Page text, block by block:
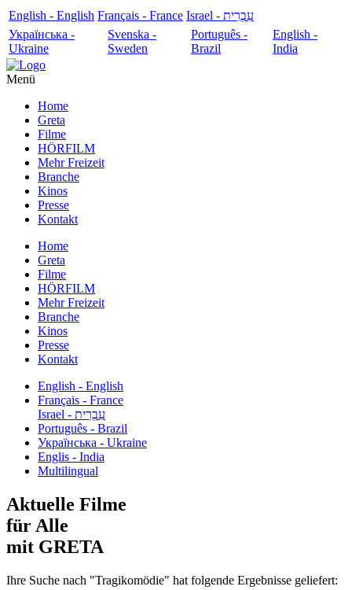
English - English Français - France
עִבְרִית - Israel
Українська -
Ukraine
Svenska -
Sweden
Português -
Brazil
English -
India
Menü
Home
Greta
Filme
HÖRFILM
Mehr Freizeit
Branche
Kinos
Presse
Kontakt
Home
Greta
Filme
HÖRFILM
Mehr Freizeit
Branche
Kinos
Presse
Kontakt
English - English
Français - France
עִבְרִית - Israel
Português - Brazil
Українська - Ukraine
Englis - India
Multilingual
Aktuelle Filme
für Alle
mit GRETA
Ihre Suche nach "Tragikomödie" hat folgende Ergebnisse geliefert: